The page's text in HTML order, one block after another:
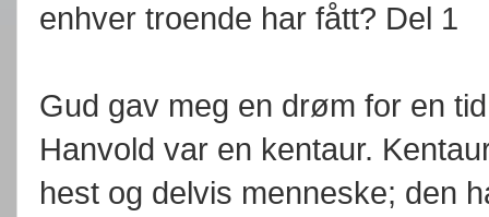
enhver troende har fått? Del 1
Gud gav meg en drøm for en
Hanvold var en kentaur.
hest og delvis menneske; den